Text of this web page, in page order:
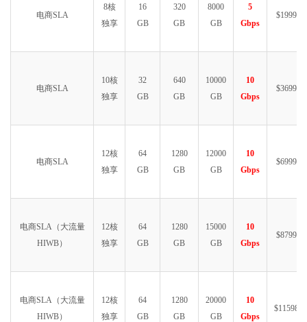
电商SLA
8核
独享
16
GB
320
GB
8000
GB
5
Gbps
$1999.99
电商SLA
10核
独享
32
GB
640
GB
10000
GB
10
Gbps
$3699.99
电商SLA
12核
独享
64
GB
1280
GB
12000
GB
10
Gbps
$6999.99
电商SLA（大流量
HIWB）
12核
独享
64
GB
1280
GB
15000
GB
10
Gbps
$8799.99
电商SLA（大流量
HIWB）
12核
独享
64
GB
1280
GB
20000
GB
10
Gbps